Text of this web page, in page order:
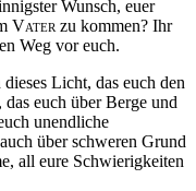
Wunsch, euer
Vater zu kommen? Ihr
Weg vor euch.
Licht, das euch den
euch über Berge und
unendliche
über schweren Grund
all eure Schwierigkeiten